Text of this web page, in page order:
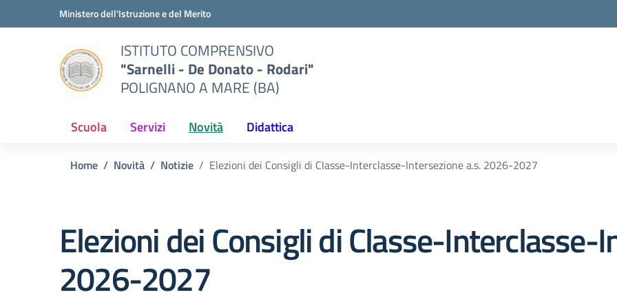
Vai ai contenuti
Vai al menu di navigazioneMinistero dell'Istruzione e del Merito
ISTITUTO COMPRENSIVO
"Sarnelli - De Donato - Rodari"
POLIGNANO A MARE (BA)
Scuola Servizi Novità Didattica
Home Novità Notizie Elezioni dei Consigli di Classe-Interclasse-Intersezione a.s. 2026-2027
Elezioni dei Consigli di Classe-Interclasse-
2026-2027